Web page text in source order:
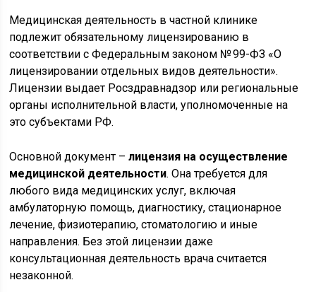
Медицинская деятельность в частной клинике
подлежит обязательному лицензированию в
соответствии с Федеральным законом № 99-ФЗ «О
лицензировании отдельных видов деятельности».
Лицензии выдает Росздравнадзор или региональные
органы исполнительной власти, уполномоченные на
это субъектами РФ.
Основной документ –лицензия на осуществление
медицинской деятельности. Она требуется для
любого вида медицинских услуг, включая
амбулаторную помощь, диагностику, стационарное
лечение, физиотерапию, стоматологию и иные
направления. Без этой лицензии даже
консультационная деятельность врача считается
незаконной.